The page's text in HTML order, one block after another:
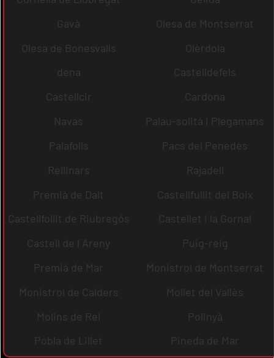
Gavà
Olesa de Montserrat
Olesa de Bonesvalls
Olèrdola
dena
Castelldefels
Castellcir
Cardona
Navas
Palau-solità i Plegamans
Palafolls
Pacs del Penedès
Rellinars
Rajadell
Premià de Dalt
Castellfullit del Boix
Castellfollit de Riubregós
Castellet i la Gornal
Castell de l´Areny
Puig-reig
Premià de Mar
Monistrol de Montserrat
Monistrol de Calders
Mollet del Vallès
Molins de Rei
Polinyà
Pobla de Lillet
Pineda de Mar